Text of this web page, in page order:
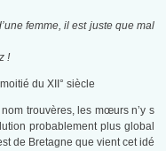
femme, il est juste que mal
!
du XII° siècle
trouvères, les mœurs n’y s
probablement plus global
de Bretagne que vient cet idé